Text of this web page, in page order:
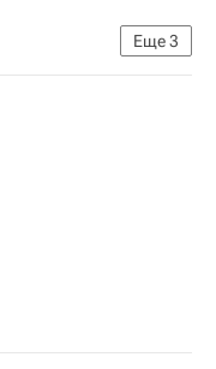
Еще3
Россия